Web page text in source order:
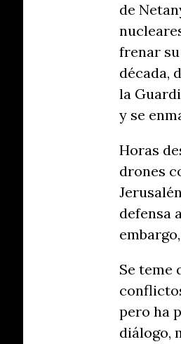
de
frenar
década,
la
y se
Horas
drones
defensa
Se teme
pero ha
diálogo,